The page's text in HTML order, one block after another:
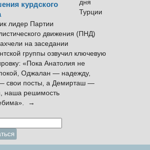
курдского
лидер Партии
движения (ПНД)
на заседании
группы озвучил ключевую
«Пока Анатолия не
Оджалан — надежду,
свои посты, а Демирташ —
наша решимость
→